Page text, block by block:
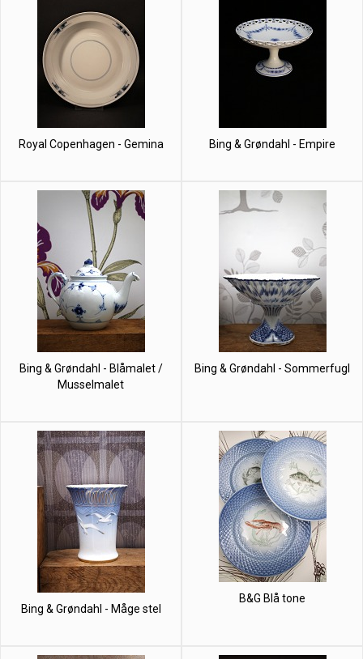
Royal Copenhagen - Gemina Bing & Grøndahl - Empire
Bing & Grøndahl - Blåmalet /
Musselmalet
Bing & Grøndahl - Sommerfugl
Bing & Grøndahl - Måge stel
B&G Blå tone